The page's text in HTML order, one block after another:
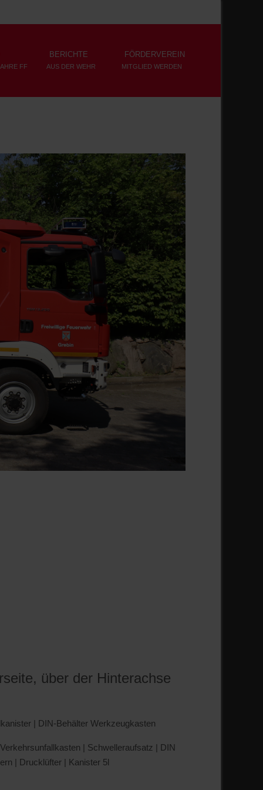
FF
BERICHTE
AUS DER WEHR
FÖRDERVEREIN
MITGLIED WERDEN
über der Hinterachse
| DIN-Behälter Werkzeugkasten
| Schwelleraufsatz | DIN
| Drucklüfter | Kanister 5l